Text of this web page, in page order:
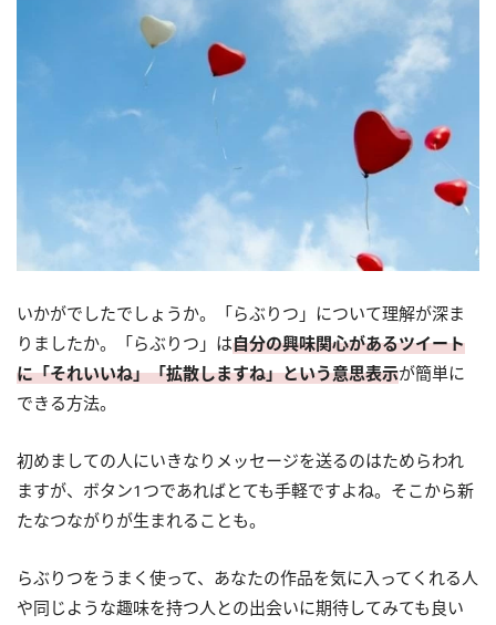
いかがでしたでしょうか。「らぶりつ」について理解が深ま
りましたか。「らぶりつ」は自分の興味関心があるツイート
に「それいいね」「拡散しますね」という意思表示が簡単に
できる方法。
初めましての人にいきなりメッセージを送るのはためらわれ
ますが、ボタン1つであればとても手軽ですよね。そこから新
たなつながりが生まれることも。
らぶりつをうまく使って、あなたの作品を気に入ってくれる人
や同じような趣味を持つ人との出会いに期待してみても良い